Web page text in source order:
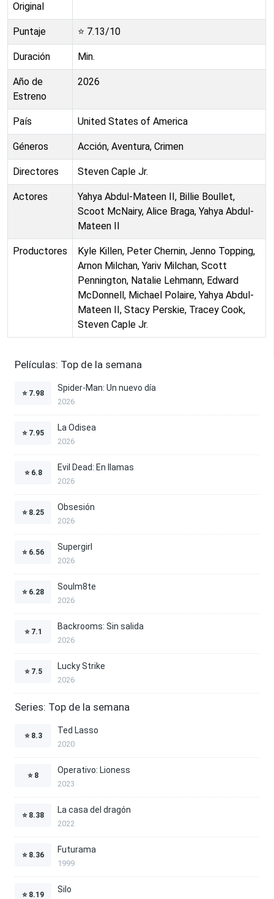
Original
Puntaje ⭐ 7.13/10
Duración Min.
Año de
Estreno
2026
País United States of America
Géneros Acción, Aventura, Crimen
Directores Steven Caple Jr.
Actores
Yahya Abdul-Mateen II, Billie Boullet,
Scoot McNairy, Alice Braga, Yahya Abdul-
Mateen II
Productores
Kyle Killen, Peter Chernin, Jenno Topping,
Arnon Milchan, Yariv Milchan, Scott
Pennington, Natalie Lehmann, Edward
McDonnell, Michael Polaire, Yahya Abdul-
Mateen II, Stacy Perskie, Tracey Cook,
Steven Caple Jr.
Películas: Top de la semana
⭐ 7.98
Spider-Man: Un nuevo día
2026
⭐ 7.95
La Odisea
2026
⭐ 6.8
Evil Dead: En llamas
2026
⭐ 8.25
Obsesión
2026
⭐ 6.56
Supergirl
2026
⭐ 6.28
Soulm8te
2026
⭐ 7.1
Backrooms: Sin salida
2026
⭐ 7.5
Lucky Strike
2026
Series: Top de la semana
⭐ 8.3
Ted Lasso
2020
⭐ 8
Operativo: Lioness
2023
⭐ 8.38
La casa del dragón
2022
⭐ 8.36
Futurama
1999
⭐ 8.19
Silo